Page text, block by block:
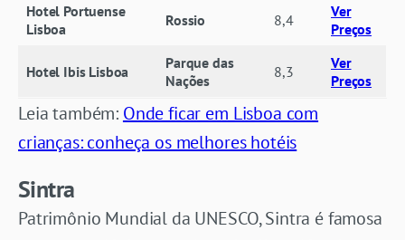
Hotel Portuense
Lisboa
Rossio 8,4
Ver
Preços
Hotel Ibis Lisboa
Parque das
Nações
8,3
Ver
Preços
Leia também: Onde ficar em Lisboa com
crianças: conheça os melhores hotéis
Sintra
Patrimônio Mundial da UNESCO, Sintra é famosa